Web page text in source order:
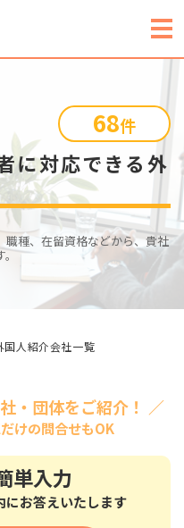
68件
に対応できる外
種、在留資格などから、貴社
。
国人紹介会社一覧
・団体をご紹介！ ／
けの問合せもOK
単入力
にお答えいたします